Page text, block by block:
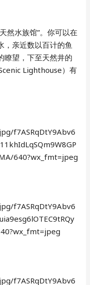
然水族馆”。你可以在
，亲近数以百计的鱼
瞭望，下至天然井的
Lighthouse）有